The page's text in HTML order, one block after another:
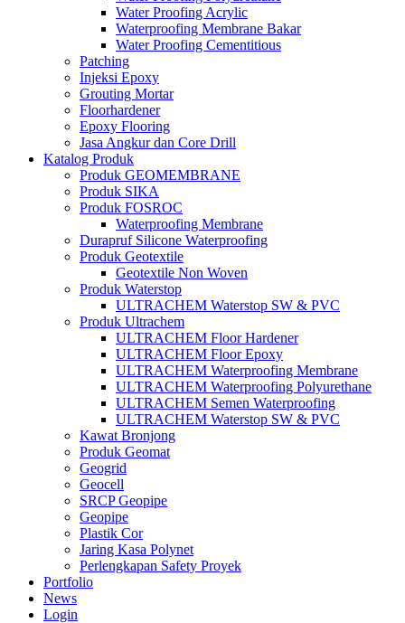
Water Proofing Acrylic
Waterproofing Membrane Bakar
Water Proofing Cementitious
Patching
Injeksi Epoxy
Grouting Mortar
Floorhardener
Epoxy Flooring
Jasa Angkur dan Core Drill
Katalog Produk
Produk GEOMEMBRANE
Produk SIKA
Produk FOSROC
Waterproofing Membrane
Durapruf Silicone Waterproofing
Produk Geotextile
Geotextile Non Woven
Produk Waterstop
ULTRACHEM Waterstop SW & PVC
Produk Ultrachem
ULTRACHEM Floor Hardener
ULTRACHEM Floor Epoxy
ULTRACHEM Waterproofing Membrane
ULTRACHEM Waterproofing Polyurethane
ULTRACHEM Semen Waterproofing
ULTRACHEM Waterstop SW & PVC
Kawat Bronjong
Produk Geomat
Geogrid
Geocell
SRCP Geopipe
Geopipe
Plastik Cor
Jaring Kasa Polynet
Perlengkapan Safety Proyek
Portfolio
News
Login